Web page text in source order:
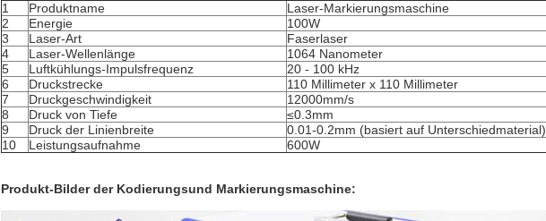
1 Produktname
Laser-Markierungsmaschine
2
Energie
100W
3
Laser-Art
Faserlaser
4
Laser-Wellenlänge
1064 Nanometer
5
Luftkühlungs-Impulsfrequenz
20 - 100 kHz
6
Druckstrecke
110 Millimeter x 110 Millimeter
7
Druckgeschwindigkeit
12000mm/s
8
Druck von Tiefe
≤0.3mm
9
Druck der Linienbreite
0.01-0.2mm (basiert auf Unterschiedmaterial)
10
Leistungsaufnahme 600W
Produkt-Bilder der Kodierungsund Markierungsmaschine: